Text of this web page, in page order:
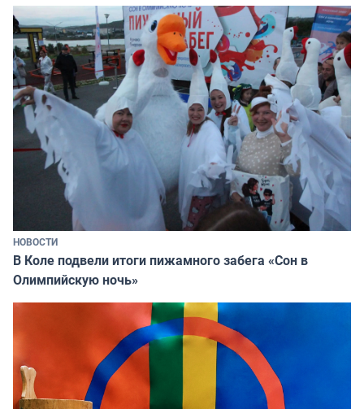
НОВОСТИ
В Коле подвели итоги пижамного забега «Сон в
Олимпийскую ночь»